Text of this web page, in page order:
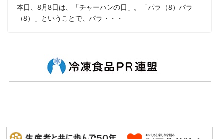
本日、8月8日は、「チャーハンの日」。「パラ（8）パラ
（8）」ということで、パラ・・・